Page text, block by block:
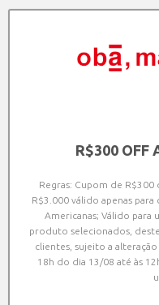
R$300 OFF
Regras: Cupom de
R$3.000 válido apenas
Americanas; Válido para
produto selecionados,
clientes, sujeito a
18h do dia 13/08 até às